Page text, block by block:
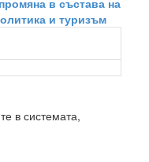
в състава на
и туризъм
в системата,